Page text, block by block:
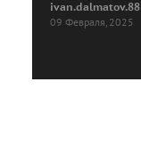
ivan.dalmatov.88
09 Февраля, 2025